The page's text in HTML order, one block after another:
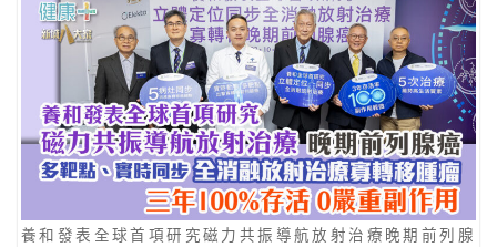
養和發表全球首項研究磁力共振導航放射治療晚期前列腺